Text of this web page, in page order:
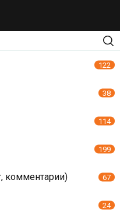
122
38
114
199
комментарии) 67
24